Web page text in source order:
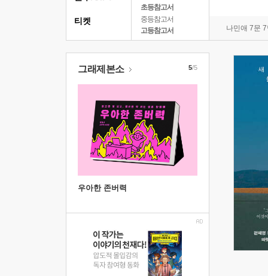
초등참고서
중등참고서
고등참고서
나민애 7문
티켓
그래제본소
우아한 존버력
5/5